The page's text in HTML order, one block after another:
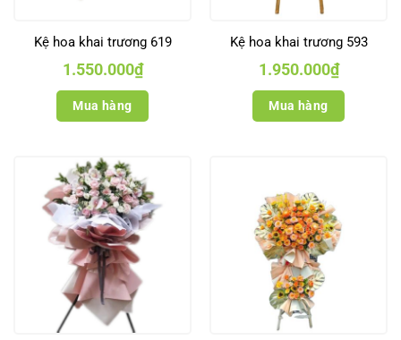
Kệ hoa khai trương 619
1.550.000₫
Mua hàng
Kệ hoa khai trương 593
1.950.000₫
Mua hàng